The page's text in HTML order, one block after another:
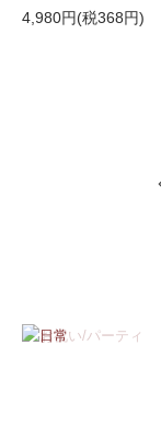
4,980円(税368円)